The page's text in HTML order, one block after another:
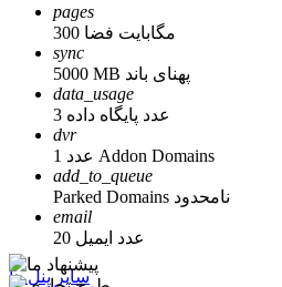
pages
300 مگابایت فضا
sync
5000 MB پهنای باند
data_usage
3 عدد پایگاه داده
dvr
1 عدد Addon Domains
add_to_queue
Parked Domains نامحدود
email
20 عدد ایمیل
سایر پنل ها